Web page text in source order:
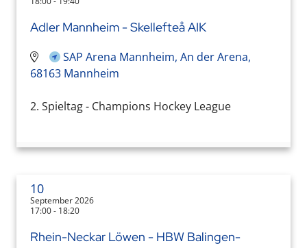
Adler Mannheim - Skellefteå AIK
SAP Arena Mannheim, An der Arena,
68163 Mannheim
2. Spieltag - Champions Hockey League
10
September 2026
17:00 - 18:20
Rhein-Neckar Löwen - HBW Balingen-